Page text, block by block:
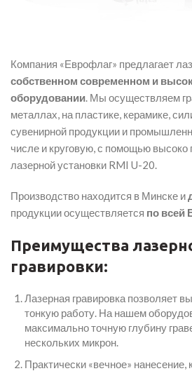
Компания «Еврофлаг» предлагает
собственном современном и
оборудовании. Мы осуществляем
металлах, на пластике, керамике,
сувенирной продукции и
числе и круговую, с помощью высоко
лазерной установки RMI U-20.
Производство находится в Минске и
продукции осуществляется по всей
Преимущества
гравировки:
Лазерная гравировка позволяет
тонкую работу. На нашем
максимально точную глубину
нескольких микрон.
Практически «вечное» нанесение,